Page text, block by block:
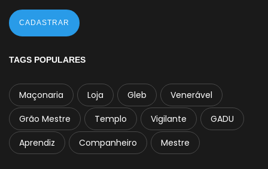
CADASTRAR
TAGS POPULARES
Maçonaria Loja Gleb
Venerável
Grão Mestre
Templo Vigilante
GADU
Aprendiz
Companheiro Mestre